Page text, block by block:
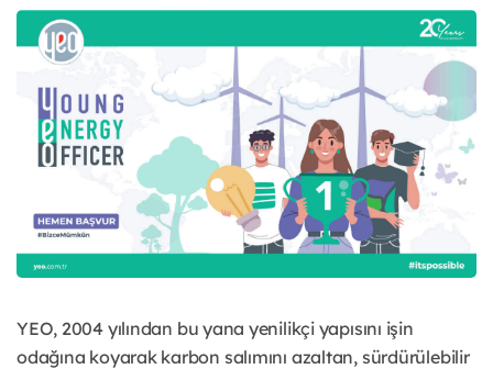
YEO, 2004 yılından bu yana yenilikçi yapısını işin
odağına koyarak karbon salımını azaltan, sürdürülebilir